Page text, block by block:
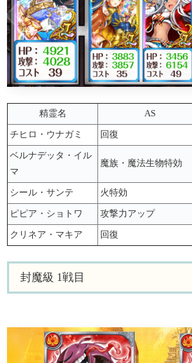
精霊名 AS
チヒロ・ウナガミ 回復
ベルナデッタ・イル
マ
魔族・魔法生物特効
シール・サンテ 火特効
ピピア・ショトワ 攻撃力アップ
クリネア・マキア 回復
封魔級 1戦目